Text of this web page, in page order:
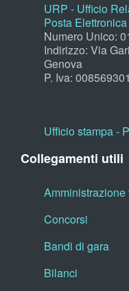
URP - Ufficio
Posta
Numero Unico:
Indirizzo: Via
Genova
P. Iva:
Ufficio stampa -
Collegamenti utili
Amministrazione
Concorsi
Bandi di gara
Bilanci